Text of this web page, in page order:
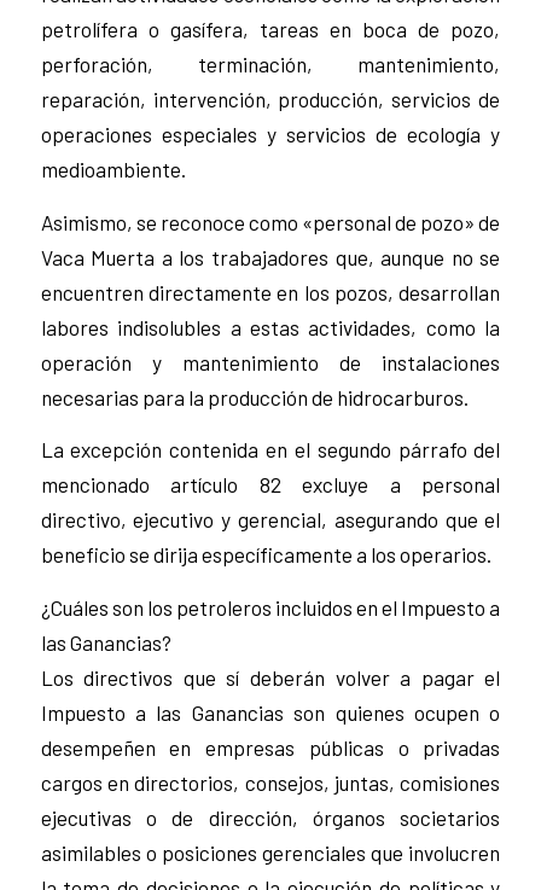
petrolífera o gasífera, tareas en boca de pozo,
perforación, terminación, mantenimiento,
reparación, intervención, producción, servicios de
operaciones especiales y servicios de ecología y
medioambiente.
Asimismo, se reconoce como «personal de pozo» de
Vaca Muerta a los trabajadores que, aunque no se
encuentren directamente en los pozos, desarrollan
labores indisolubles a estas actividades, como la
operación y mantenimiento de instalaciones
necesarias para la producción de hidrocarburos.
La excepción contenida en el segundo párrafo del
mencionado artículo 82 excluye a personal
directivo, ejecutivo y gerencial, asegurando que el
beneficio se dirija específicamente a los operarios.
¿Cuáles son los petroleros incluidos en el Impuesto a
las Ganancias?
Los directivos que sí deberán volver a pagar el
Impuesto a las Ganancias son quienes ocupen o
desempeñen en empresas públicas o privadas
cargos en directorios, consejos, juntas, comisiones
ejecutivas o de dirección, órganos societarios
asimilables o posiciones gerenciales que involucren